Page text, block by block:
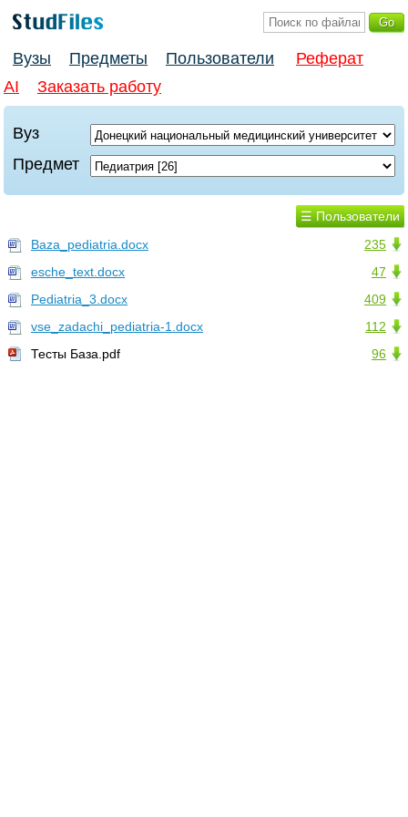
Вузы Предметы Пользователи
Реферат
AI
Заказать работу
Вуз
Предмет
☰ Пользователи
235
Baza_pediatria.docx
47
esche_text.docx
409
Pediatria_3.docx
112
vse_zadachi_pediatria-1.docx
96
Тесты База.pdf